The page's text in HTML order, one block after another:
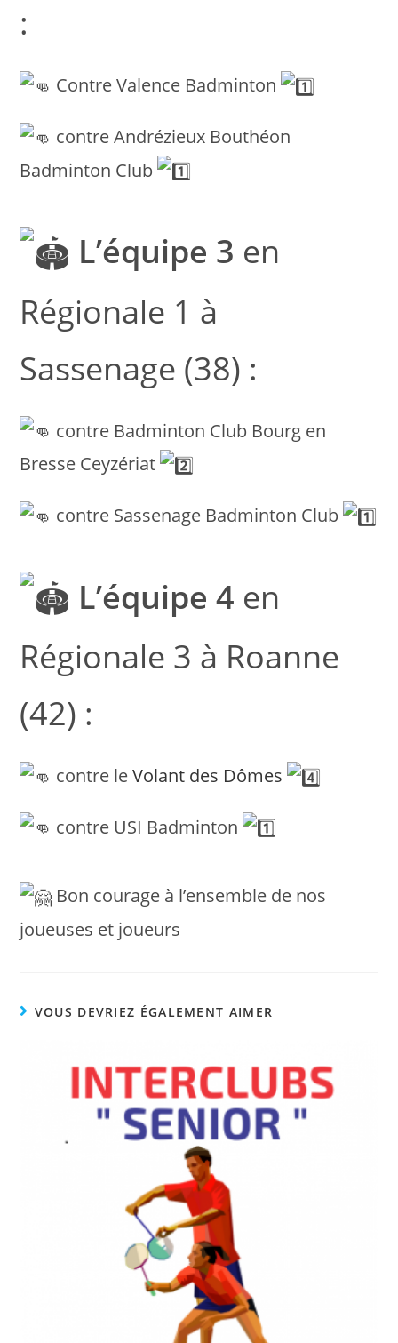
:
Contre Valence Badminton
contre Andrézieux Bouthéon
Badminton Club
L’équipe 3 en
Régionale 1 à
Sassenage (38) :
contre Badminton Club Bourg en
Bresse Ceyzériat
contre Sassenage Badminton Club
L’équipe 4 en
Régionale 3 à Roanne
(42) :
contre leVolant des Dômes
contre USI Badminton
Bon courage à l’ensemble de nos
joueuses et joueurs
VOUS DEVRIEZ ÉGALEMENT AIMER